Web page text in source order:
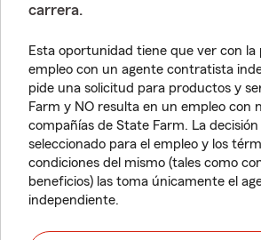
carrera.
Esta oportunidad tiene que ver con la
empleo con un agente contratista
pide una solicitud para productos y
Farm y NO resulta en un empleo con
compañías de State Farm. La
seleccionado para el empleo y los
condiciones del mismo (tales como
beneficios) las toma únicamente el
independiente.